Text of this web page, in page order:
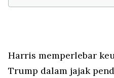
Harris memperlebar
Trump dalam jajak